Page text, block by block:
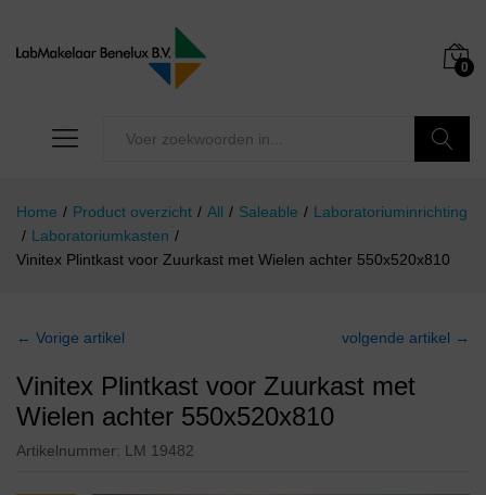
0
Home / Product overzicht / All / Saleable / Laboratoriuminrichting
/ Laboratoriumkasten /
Vinitex Plintkast voor Zuurkast met Wielen achter 550x520x810
← Vorige artikel volgende artikel →
Vinitex Plintkast voor Zuurkast met
Wielen achter 550x520x810
Artikelnummer: LM 19482